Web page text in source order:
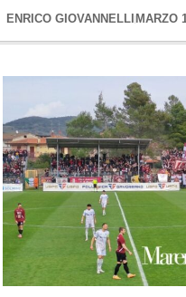
ENRICO GIOVANNELLI MARZO